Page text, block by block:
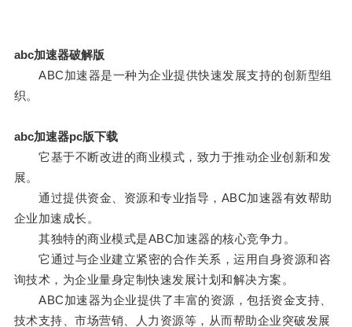
abc加速器破解版
ABC加速器是一种为企业提供快速发展支持的创新型组
织。
abc加速器pc版下载
它基于不断改进的商业模式，致力于推动企业创新和发
展。
通过提供资金、资源和专业指导，ABC加速器有效帮助
企业加速成长。
其独特的商业模式是ABC加速器的核心竞争力。
它通过与企业建立紧密的合作关系，运用自身资源和咨
询技术，为企业量身定制快速发展计划和解决方案。
ABC加速器为企业提供了丰富的资源，包括资金支持、
技术支持、市场营销、人力资源等，从而帮助企业突破发展